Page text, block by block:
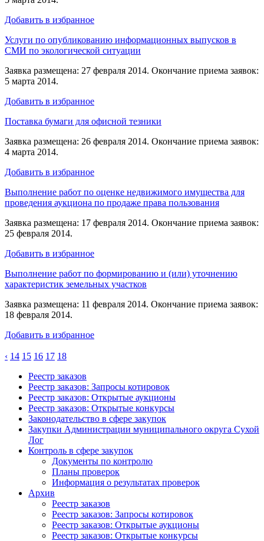
Добавить в избранное
Услуги по опубликованию информационных выпусков в
СМИ по экологической ситуации
Заявка размещена: 27 февраля 2014. Окончание приема заявок:
5 марта 2014.
Добавить в избранное
Поставка бумаги для офисной тезники
Заявка размещена: 26 февраля 2014. Окончание приема заявок:
4 марта 2014.
Добавить в избранное
Выполнение работ по оценке недвижимого имущества для
проведения аукциона по продаже права пользования
Заявка размещена: 17 февраля 2014. Окончание приема заявок:
25 февраля 2014.
Добавить в избранное
Выполнение работ по формированию и (или) уточнению
характеристик земельных участков
Заявка размещена: 11 февраля 2014. Окончание приема заявок:
18 февраля 2014.
Добавить в избранное
‹ 14 15 16 17 18
Реестр заказов
Реестр заказов: Запросы котировок
Реестр заказов: Открытые аукционы
Реестр заказов: Открытые конкурсы
Законодательство в сфере закупок
Закупки Администрации муниципального округа Сухой
Лог
Контроль в сфере закупок
Документы по контролю
Планы проверок
Информация о результатах проверок
Архив
Реестр заказов
Реестр заказов: Запросы котировок
Реестр заказов: Открытые аукционы
Реестр заказов: Открытые конкурсы